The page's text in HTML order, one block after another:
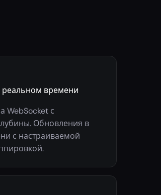
реальном времени
WebSocket с
Обновления в
с настраиваемой